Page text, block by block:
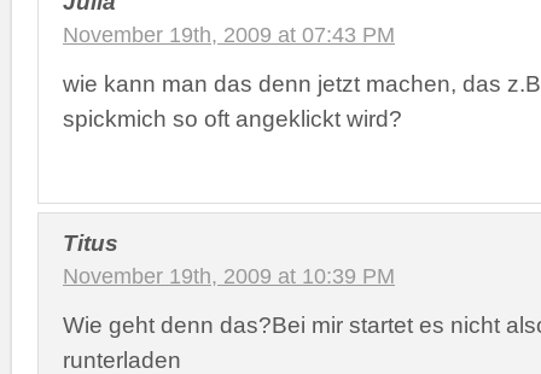
November 19th, 2009 at 07:43 PM
wie kann man das denn jetzt machen, das
spickmich so oft angeklickt wird?
Titus
November 19th, 2009 at 10:39 PM
Wie geht denn das?Bei mir startet es nicht
runterladen